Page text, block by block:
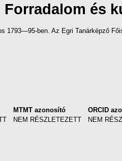
Forradalom és
1793—95-ben. Az Egri Tanárképző
MTMT azonosító ORCID
NEM RÉSZLETEZETT NEM